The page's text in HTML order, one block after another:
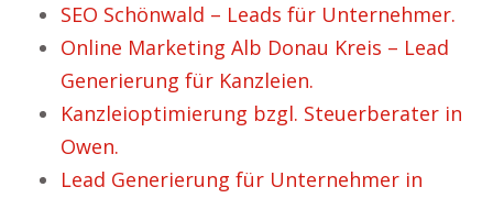
SEO Schönwald – Leads für Unternehmer.
Online Marketing Alb Donau Kreis – Lead
Generierung für Kanzleien.
Kanzleioptimierung bzgl. Steuerberater in
Owen.
Lead Generierung für Unternehmer in